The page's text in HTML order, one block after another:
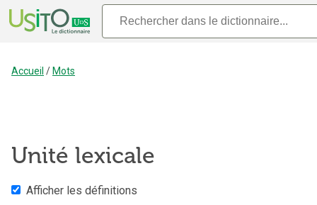
Accueil / Mots
Unité lexicale
Afficher les définitions